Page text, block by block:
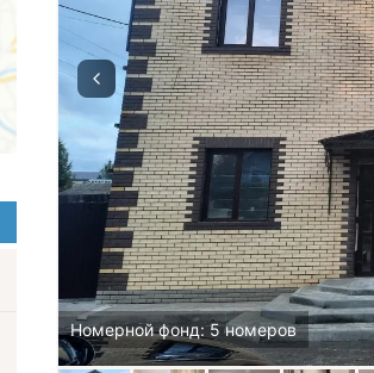
Номерной фонд: 5 номеров